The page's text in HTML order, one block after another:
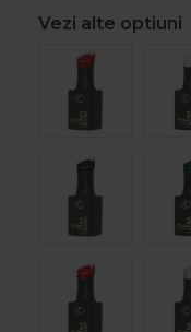
Vezi alte optiuni